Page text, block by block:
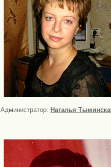
Администратор: Наталья